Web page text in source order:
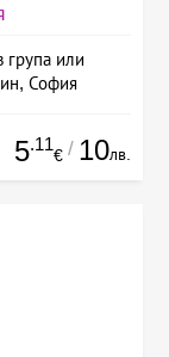
група или
София
5.11
€ / 10лв.